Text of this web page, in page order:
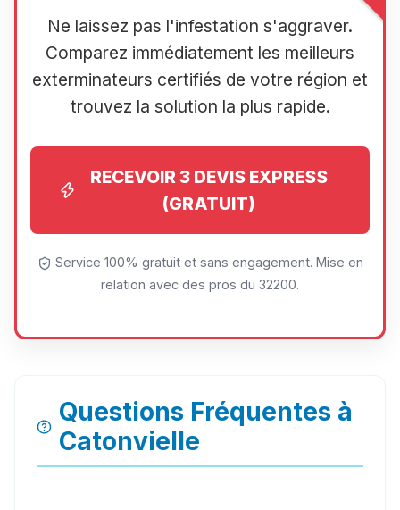
Ne laissez pas l'infestation s'aggraver.
Comparez immédiatement les meilleurs
exterminateurs certifiés de votre région et
trouvez la solution la plus rapide.
RECEVOIR 3 DEVIS EXPRESS
(GRATUIT)
Service 100% gratuit et sans engagement. Mise en
relation avec des pros du 32200.
Questions Fréquentes à
Catonvielle